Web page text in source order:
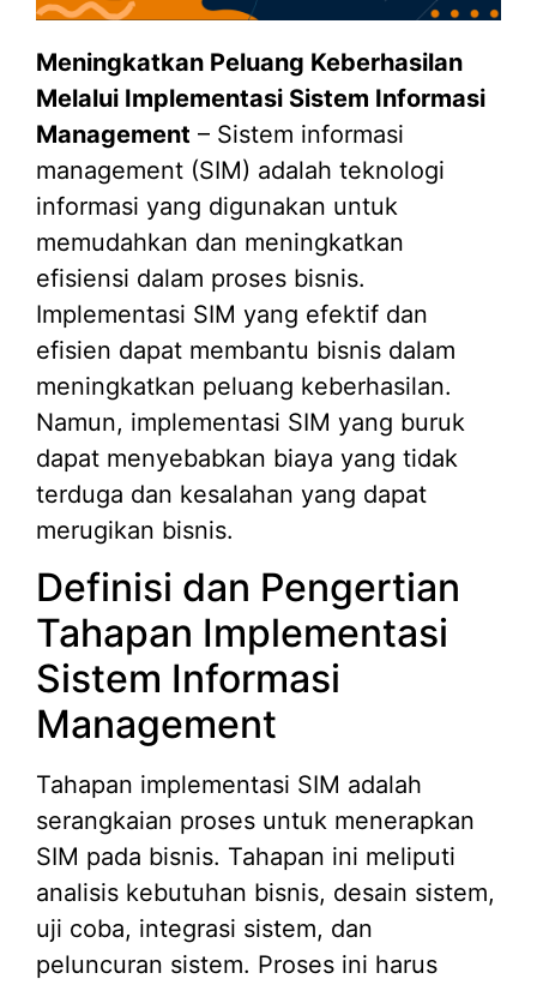
Meningkatkan Peluang Keberhasilan
Melalui Implementasi Sistem Informasi
Management – Sistem informasi
management (SIM) adalah teknologi
informasi yang digunakan untuk
memudahkan dan meningkatkan
efisiensi dalam proses bisnis.
Implementasi SIM yang efektif dan
efisien dapat membantu bisnis dalam
meningkatkan peluang keberhasilan.
Namun, implementasi SIM yang buruk
dapat menyebabkan biaya yang tidak
terduga dan kesalahan yang dapat
merugikan bisnis.
Definisi dan Pengertian
Tahapan Implementasi
Sistem Informasi
Management
Tahapan implementasi SIM adalah
serangkaian proses untuk menerapkan
SIM pada bisnis. Tahapan ini meliputi
analisis kebutuhan bisnis, desain sistem,
uji coba, integrasi sistem, dan
peluncuran sistem. Proses ini harus